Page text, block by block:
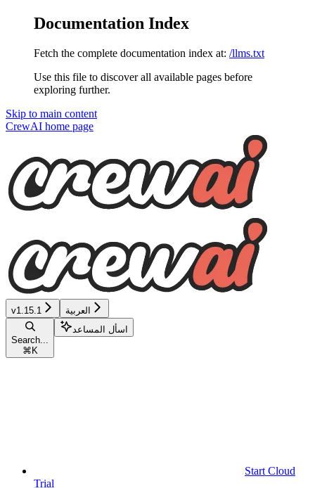
Documentation Index
Fetch the complete documentation index at: /llms.txt
Use this file to discover all available pages before
exploring further.
Skip to main content
CrewAI home page
v1.15.1 العربية
Search...
⌘ K
اسأل المساعد
Start Cloud
Trial